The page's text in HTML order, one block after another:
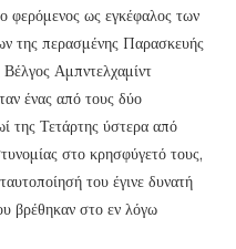
φερόμενος ως εγκέφαλος των
της περασμένης Παρασκευής
Αμπντελχαμίντ
ένας από τους δύο
της Τετάρτης ύστερα από
στο κρησφύγετό τους,
του έγινε δυνατή
βρέθηκαν στο εν λόγω